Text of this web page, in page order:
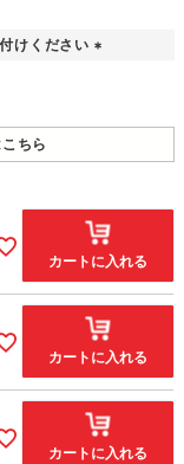
けください
)
ちら
カートに入れる
カートに入れる
カートに入れる